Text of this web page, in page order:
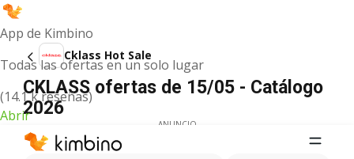
App de Kimbino
Todas las ofertas en un solo lugar
(14.1 k reseñas)
Abrir
Cklass Hot Sale
CKLASS ofertas de 15/05 - Catálogo
2026
ANUNCIO